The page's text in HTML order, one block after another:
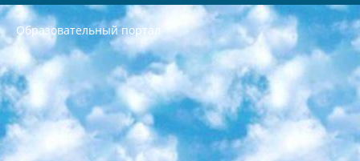
Образовательный портал
РЕСПУБЛИКА УЗБЕКИСТАН МИНИСТРЕРСТВО ДОШКОЛЬНОГО И ШКОЛЬНОГО ОБРАЗОВАНИЯ КОМАНДА в общеобразовательных учреждениях в 2023-2024 учебном году организация и проведение итоговой государственной аттестации обучающихся о Министра дошкольного и школьного образования Республики Узбекистан от 4 марта 2008 года (постановлением Минюста от 20 марта 2008 года № 1778 государственной регистрации) «Итоговое состояние учащихся общего среднего образования на основании положения об утверждении положения об аттестации общего среднего образования выпускной экзамен студентов в образовательных учреждениях в 2023-2024 учебном году В целях организации и прохождения аттестации приказываю: 1. Следующее: перечень предметов, по которым будет проводиться итоговая государственная аттестация и экзамен формы перевода согласно приложению 1; сертификаты международного образца, оценивающие уровень владения иностранными языками перечень согласно приложению 2; 2. Педагогический при специализированных образовательных учреждениях. научно-практический центр квалификации и международной оценки (Д.Давидова) 2024 г. До 25 марта: задания по предметам, по которым будет проводиться итоговая аттестация разработка и утверждение технических условий; итоговая аттестация на основании разработанного предметного задания разработка вопросов по предметам (устно и письменно), экзамен передача; общеобразовательные средние школы и специальные учебные заведения учащиеся выпускных классов школ и интернатов в агентской системе подготовка базы данных экзаменационных материалов и критериев оценки; перевод базы экзаменационных материалов на все языки обучения подать в Республиканский образовательный центр для изготовления; варианты экзаменов на основе разработанных контрольных материалов пусть будут поставлены задачи формирования. 3. Республиканский образовательный центр (Ш.Худайкулов) до 5 апреля 2024 года. до: база данных предоставленных экзаменационных материалов на все языки обучения перевод и экспертиза; для слепых, слабовидящих, глухих, слабослышащих и умственно отсталых детей учащиеся выпускных классов специализированных школ и школ-интернатов база данных экзаменационных материалов на всех преподаваемых языках подготовка критериев оценки; специализированные школы для умственно отсталых детей и технологии для учащихся выпускных классов школ-интернатов разработка соответствующих рекомендаций и критериев проведения ЕГЭ по естествознанию давать задания. 4. Педагогический при специализированных образовательных учреждениях. Научно-практический центр навыков и международной оценки (Д.Давидова), Республика образовательный центр (Худайкулов Ш.) итоговый государственный аттестационный экзамен ориентирован на творческое и логическое мышление при подготовке базы материалов учитывать введение заданий. 5. Следует отметить, что: сертификат государственного образца о знании общеобразовательного предмета и как минимум национальный уровень B1 по предметам на иностранных языках, указанным в Приложении 2. или международно признанный сертификат эквивалентного уровня студенты, изучающие определенный предмет, освобождаются от экзамена; по соответствующим предметам запланирована итоговая государственная аттестация за день до дня, путем жеребьевки Рабочей группой (в письменной форме по предметам, проводимым в форме) из числа сформированных вариантов выбрано 2 варианта; 2 выбранных варианта экзамена анонсированы на официальном сайте министерства и все выпускники по всей стране на основе этих вариантов проводит итоговую государственную аттестацию. 6. Государственное образование учащихся средних общеобразовательных учреждений. знания в соответствии с квалификационными требованиями, которые необходимо приобрести на основании стандартов итоговый (выпускной) контроль для 9 и 11 классов в целях тестирования Экзамены (далее – экзамены) состоят из предметов, перечисленных в приложении 1. будет сделано. 7. Экзамены пройдут с 26 мая по 15 июня 2024 г. (кроме науки физического воспитания). 8. Физическая для учащихся 9 классов общесредних образовательных учреждений. Экзамены по предмету «Образование, квалификация медицина» 1-6 мая 2024 года. сотрудники перевести под присмотр (с отклонениями в физическом или умственном развитии) специализированная школа для детей, школы-интернаты и со сколиозом школы-интернаты санаторного типа для больных детей исключены). 9. Он был слепым, слабовидящим и имел нарушения опорно-двигательного аппарата. экзамены в специализированных школах и интернатах для детей должны проводиться исходя из требований, предъявляемых к общеобразовательным учреждениям (физкультура кроме науки). 10. Специализированная школа для глухих и слабослышащих детей. и экзамены в интернатах и быть реализован в виде письменного теста по математике. 11. Специальность для умственно отсталых детей. Для 9 класса Родной язык и литературное письмо Государственный язык (язык обучения – узбекский). для неклассов) написано Математическое письмо Письменная/устная история Узбекистана Физическое воспитание практично Итоговый контроль Для 11 класса Написание родного языка и литературы (эссе) Математическое письмо Узбекский язык (обучение на узбекском языке) не посещающее общее среднее образование для учреждений)/Образовательное учреждение выбор письменный и устный Иностранный язык письменный/устный Письменная/устная история Узбекистана *По выбору студента:  Химия  Физика  Основы государственного права  География 10 бесплатных образовательных ресурсов - Мы составили подборку онлайн-проектов с интерактивными упражнениями, видеолекциями и статьями. Они помогут вам обрести новые и освежить старые знания бесплатно. 1. «ИНТУИТ» Старейшая образовательная площадка Рунета. Здесь вы найдёте сотни текстовых и видеокурсов на десятки различных тем — от программирования до психологии. Многие курсы подготовлены российскими университетами и крупными международными компаниями вроде Intel и Microsoft. Самостоятельное обучение бесплатное, но желающие могут оплатить услуги персональных наставников. 2. «Смартия» знакомит с актуальными профессиями и подсказывает, как им обучаться. Выбрав заинтересовавшую вас специальность — SMM-специалист, фотограф, веб-дизайнер или другую, — увидите список необходимых для неё умений. Чтобы вы могли освоить их самостоятельно, для каждого умения площадка отображает подборку ссылок на учебные материалы. Хотя «Смартия» ориентируется на русскоязычную аудиторию, часть контента всё же доступна только на английском. 3. «Лекторий Физтеха» Проект Московского физико-технического института (Физтеха). С его помощью вы можете смотреть онлайн серии лекций, записанные на видео в этом вузе. В числе доступных предметов — физика, биология, химия, информационные технологии и другие. К некоторым лекциям администрация ресурса прилагает готовые конспекты, которые можно скачивать в PDF-формате. 4. ITMOcourses Онлайн-площадка Санкт-Петербургского национального исследовательского университета информационных технологий, механики и оптики (ИТМО). Ресурс предоставляет свободный доступ к курсам, разработанным в этом вузе. Каталог материалов разбит на четыре категории: «Оптические системы и технологии», «Приборостроение и робототехника», «Информационные технологии» и «Биотехнологии». Курсы состоят из видеолекций, интерактивных демонстраций и заданий. 5. «КиберЛенинка» Электронная научная библиотека открытого доступа. Каталог площадки регулярно обрастает текстами статей из различных научных изданий. Сгруппированные по журналам и рубрикам публикации можно читать онлайн или скачивать целиком в PDF-формате. Проект нацелен на популяризацию науки за счёт открытого доступа к качественной информации. 6. «ПостНаука» На этом ресурсе публикуют подборки видеолекций, составленные экспертами из разных отраслей и объединённые общими темами. Среди них, к примеру, есть серии «Биоинформатика и геномика», «Культура средневековой Скандинавии» и Cinema Studies о теории кино. Каждая подборка лекций — логически связанная история, рассказанная экспертом от первого лица. Кроме того, на сайте появляются научно-образовательные статьи и тесты на разные темы. 7. «Newочём» Команда проекта «Newочём» отбирает самые интересные тексты из англоязычных СМИ и переводит те из них, за которые голосуют участники сообщества «ВКонтакте». По большей части это научно-популярные статьи. Редакторы придумывают лишь заголовки, в остальном содержание переводов соответствует оригиналам. Полные тексты можно читать прямо в социальной сети. 8. InternetUrok Онлайн-база материалов по основным дисциплинам школьной программы. Информация на сайте структурирована по классам, предметам и темам (урокам). Каждый урок состоит из видеолекций и конспектов. Есть также интерактивные тренажёры и тесты для закрепления пройденного материала. Даже если вы давно окончили школу, возможность повторить программу старших классов всегда может пригодиться. 9. Edutainme Ещё один ресурс об образовании. В отличие от Newtonew, как мне кажется, Edutainme больше ориентируется на представителей индустрии: педагогов, предпринимателей, разработчиков образовательных проектов. Но и любой, кто просто стремится к саморазвитию, найдёт на сайте много полезного и интересного для себя. Например, информацию о новых курсах и образовательных сервисах. 10. Newtonew Онлайн-медиа об образовании и обучении в широком смысле. Авторы Newtonew пишут об инструментах, заведениях, тактиках и стратегиях, которые помогают учить других и получать новые знания самостоятельно. На этой площадке вы найдёте новости, обзоры, аналитические мат